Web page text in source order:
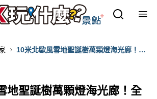
10米北歐風雪地聖誕樹萬顆燈海光廊！全
地聖誕樹萬顆燈海光廊！全